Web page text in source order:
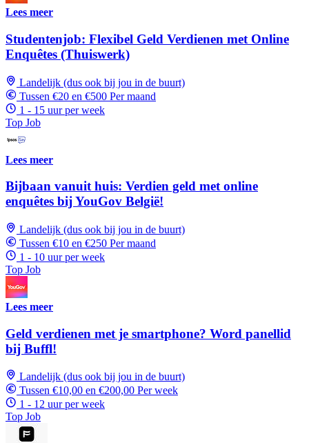
Lees meer
Studentenjob: Flexibel Geld Verdienen met Online
Enquêtes (Thuiswerk)
Landelijk (dus ook bij jou in de buurt)
Tussen €20 en €500 Per maand
1 - 15 uur per week
Top Job
Lees meer
Bijbaan vanuit huis: Verdien geld met online
enquêtes bij YouGov België!
Landelijk (dus ook bij jou in de buurt)
Tussen €10 en €250 Per maand
1 - 10 uur per week
Top Job
Lees meer
Geld verdienen met je smartphone? Word panellid
bij Buffl!
Landelijk (dus ook bij jou in de buurt)
Tussen €10,00 en €200,00 Per week
1 - 12 uur per week
Top Job